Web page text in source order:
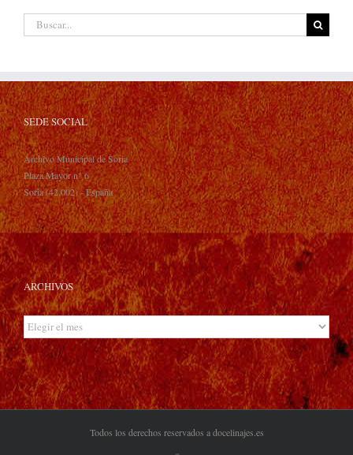
Buscar:
SEDE SOCIAL
Archivo Municipal de Soria
Plaza Mayor n° 6
Soria (42.002) - España
ARCHIVOS
Archivos
Todos los derechos reservados a docelinajes.es